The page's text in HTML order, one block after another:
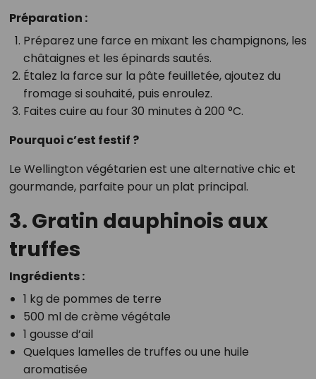
Préparation :
Préparez une farce en mixant les champignons, les
châtaignes et les épinards sautés.
Étalez la farce sur la pâte feuilletée, ajoutez du
fromage si souhaité, puis enroulez.
Faites cuire au four 30 minutes à 200 °C.
Pourquoi c’est festif ?
Le Wellington végétarien est une alternative chic et
gourmande, parfaite pour un plat principal.
3. Gratin dauphinois aux
truffes
Ingrédients :
1 kg de pommes de terre
500 ml de crème végétale
1 gousse d’ail
Quelques lamelles de truffes ou une huile
aromatisée